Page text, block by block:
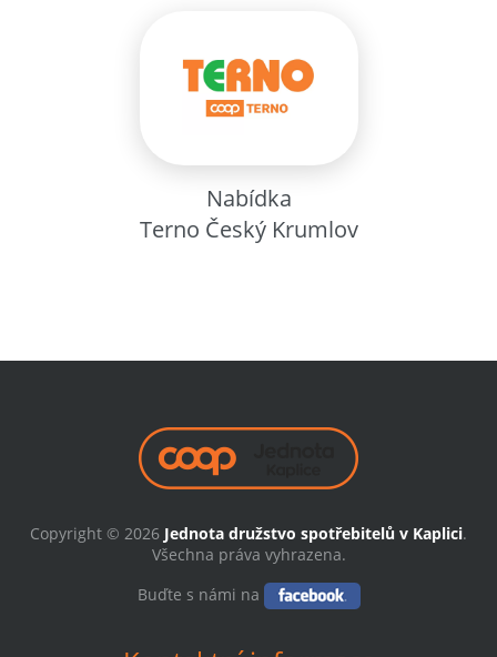
Nabídka
Terno Český Krumlov
Copyright © 2026 Jednota družstvo spotřebitelů v Kaplici.
Všechna práva vyhrazena.
Buďte s námi na